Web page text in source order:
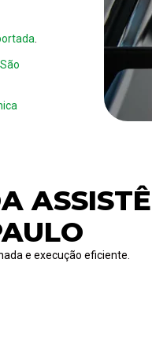
e execução eficiente.